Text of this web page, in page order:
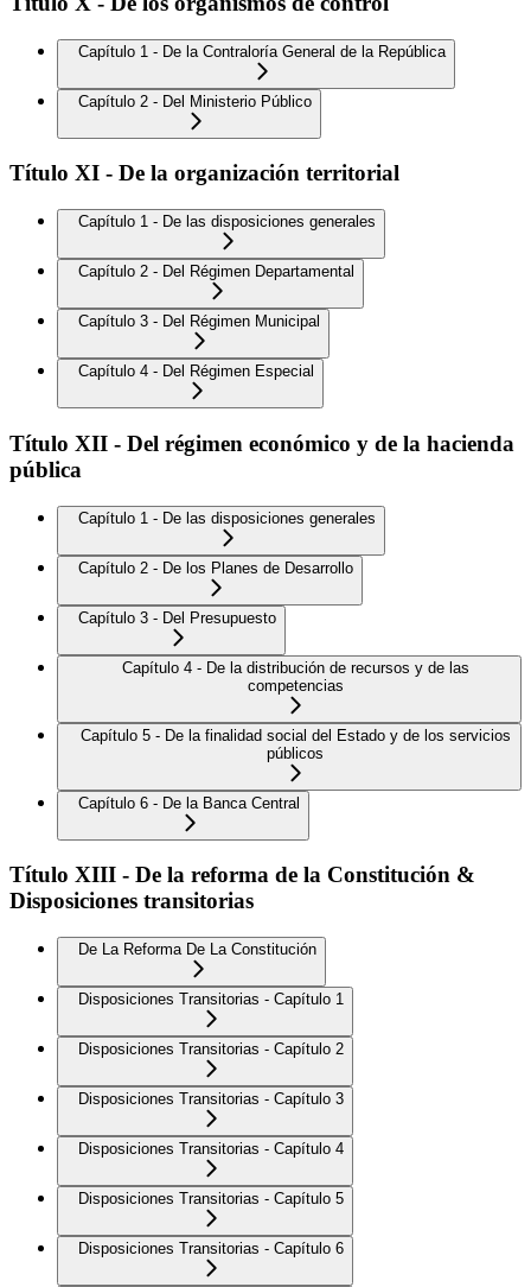
Capítulo 1 - De la Contraloría General de la República
Capítulo 2 - Del Ministerio Público
Título XI - De la organización territorial
Capítulo 1 - De las disposiciones generales
Capítulo 2 - Del Régimen Departamental
Capítulo 3 - Del Régimen Municipal
Capítulo 4 - Del Régimen Especial
Título XII - Del régimen económico y de la hacienda
pública
Capítulo 1 - De las disposiciones generales
Capítulo 2 - De los Planes de Desarrollo
Capítulo 3 - Del Presupuesto
Capítulo 4 - De la distribución de recursos y de las
competencias
Capítulo 5 - De la finalidad social del Estado y de los servicios
públicos
Capítulo 6 - De la Banca Central
Título XIII - De la reforma de la Constitución &
Disposiciones transitorias
De La Reforma De La Constitución
Disposiciones Transitorias - Capítulo 1
Disposiciones Transitorias - Capítulo 2
Disposiciones Transitorias - Capítulo 3
Disposiciones Transitorias - Capítulo 4
Disposiciones Transitorias - Capítulo 5
Disposiciones Transitorias - Capítulo 6